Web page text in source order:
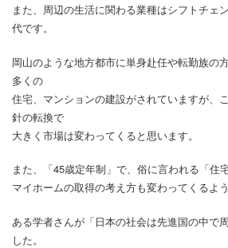
また、周辺の生活に関わる業種はシフトチェ
代です。
岡山のような地方都市に単身赴任や転勤族の
多くの
住宅、マンションの建設がされていますが、
針の転換で
大きく市場は変わってくると思います。
また、「45歳定年制」で、俗に言われる「住
マイホームの取得の考え方も変わってくるよう
ある学者さんが「日本の社会は先進国の中で
した。